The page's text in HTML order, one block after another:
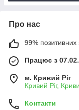
Про нас
99% позитивних
Працює з
м. Кривий Ріг
Кривий Ріг,
Контакти